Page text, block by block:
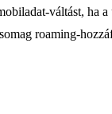
váltást, ha
roaming-